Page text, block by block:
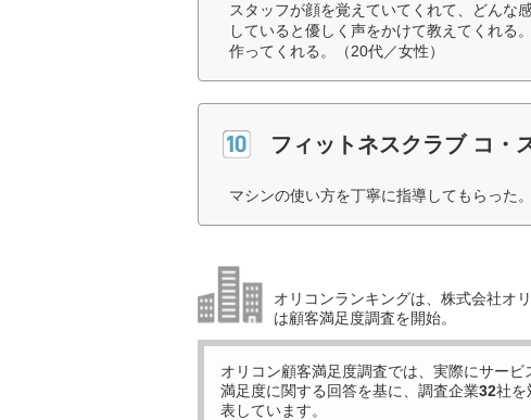
スタッフが顔を覚えていてくれて、どんな
していると優しく声をかけて教えてくれる
作ってくれる。（20代／女性）
フィットネスクラブ コ・
マシンの使い方を丁寧に指導してもらった
オリコンランキングは、株式会社オ
は顧客満足度調査を開始。
オリコン顧客満足度調査では、実際にサービ
満足度に関する回答を基に、調査企業32社を
表しています。